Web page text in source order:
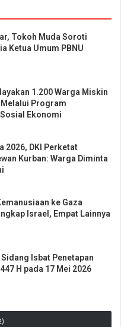
Tokoh Muda Soroti
Ketua Umum PBNU
1.200 Warga Miskin
Program
Ekonomi
2026, DKI Perketat
Kurban: Warga Diminta
ke Gaza
Israel, Empat Lainnya
Isbat Penetapan
H pada 17 Mei 2026